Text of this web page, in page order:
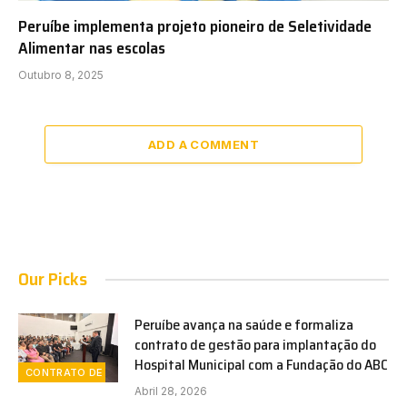
Peruíbe implementa projeto pioneiro de Seletividade
Alimentar nas escolas
Outubro 8, 2025
ADD A COMMENT
Our Picks
CONTRATO DE GESTÃO
Peruíbe avança na saúde e formaliza
contrato de gestão para implantação do
Hospital Municipal com a Fundação do ABC
Abril 28, 2026